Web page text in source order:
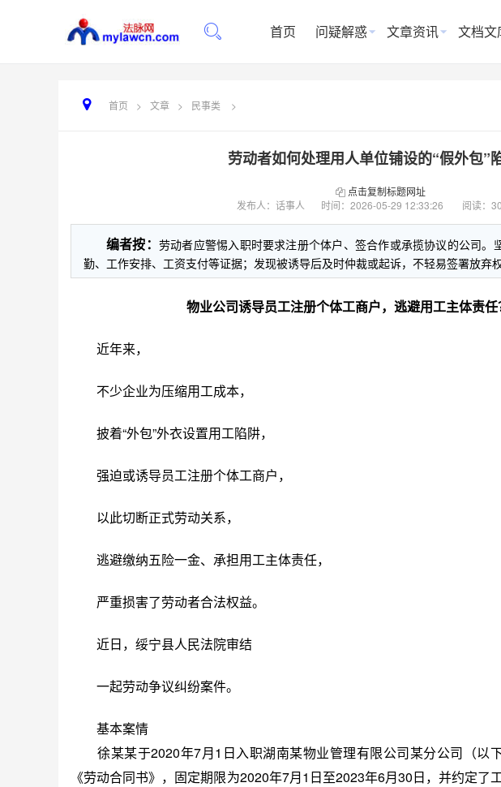
首页 问疑解惑 文章资讯 文档文
首页 > 文章 > 民事类 >
劳动者如何处理用人单位铺设的“假外包”
点击复制标题网址
发布人：话事人
时间： 2026-05-29 12:33:26 阅读：
编者按： 劳动者应警惕入职时要求注册个体户、签合作或承揽协议的公司。
勤、工作安排、工资支付等证据；发现被诱导后及时仲裁或起诉，不轻易签署放弃权
物业公司诱导员工注册个体工商户，逃避用工主体责任
近年来，
不少企业为压缩用工成本，
披着“外包”外衣设置用工陷阱，
强迫或诱导员工注册个体工商户，
以此切断正式劳动关系，
逃避缴纳五险一金、承担用工主体责任，
严重损害了劳动者合法权益。
近日，绥宁县人民法院审结
一起劳动争议纠纷案件。
基本案情
徐某某于2020年7月1日入职湖南某物业管理有限公司某分公司（以
《劳动合同书》，固定期限为2020年7月1日至2023年6月30日，并约定了